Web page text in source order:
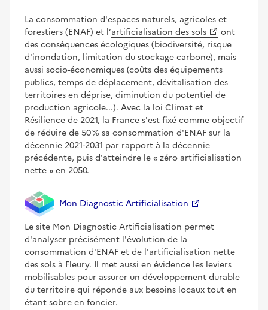
La consommation d'espaces naturels, agricoles et
forestiers (ENAF) et l’artificialisation des sols
ont
des conséquences écologiques (biodiversité, risque
d'inondation, limitation du stockage carbone), mais
aussi socio-économiques (coûts des équipements
publics, temps de déplacement, dévitalisation des
territoires en déprise, diminution du potentiel de
production agricole...). Avec la loi Climat et
Résilience de 2021, la France s'est fixé comme objectif
de réduire de 50 % sa consommation d'ENAF sur la
décennie 2021-2031 par rapport à la décennie
précédente, puis d'atteindre le
zéro artificialisation
nette
en 2050.
Mon Diagnostic Artificialisation
Le site Mon Diagnostic Artificialisation permet
d'analyser précisément l'évolution de la
consommation d'ENAF et de l'artificialisation nette
des sols à Fleury. Il met aussi en évidence les leviers
mobilisables pour assurer un développement durable
du territoire qui réponde aux besoins locaux tout en
étant sobre en foncier.